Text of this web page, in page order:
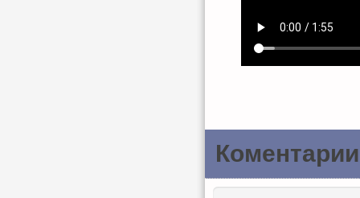
Коментарии